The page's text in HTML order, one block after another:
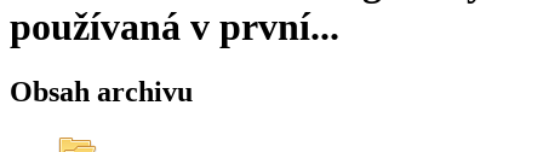
používaná v první...
Obsah archivu